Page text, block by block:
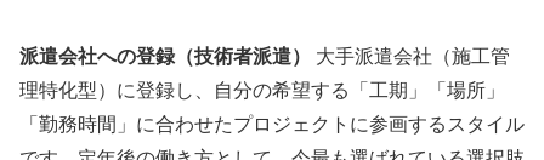
派遣会社への登録（技術者派遣）
大手派遣会社（施工管
理特化型）に登録し、自分の希望する「工期」「場所」
「勤務時間」に合わせたプロジェクトに参画するスタイル